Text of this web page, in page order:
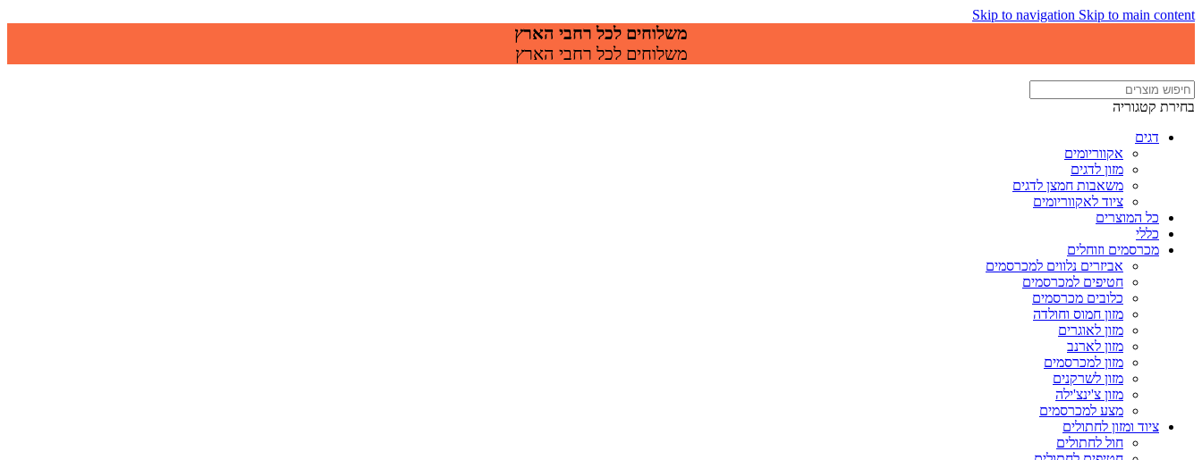
Skip to navigation Skip to main content
משלוחים לכל רחבי הארץ
משלוחים לכל רחבי הארץ
בחירת קטגוריה
דגים
אקווריומים
מזון לדגים
משאבות חמצן לדגים
ציוד לאקווריומים
כל המוצרים
כללי
מכרסמים וזוחלים
אביזרים נלווים למכרסמים
חטיפים למכרסמים
כלובים מכרסמים
מזון חמוס וחולדה
מזון לאוגרים
מזון לארנב
מזון למכרסמים
מזון לשרקנים
מזון צ'ינצ'ילה
מצע למכרסמים
ציוד ומזון לחתולים
חול לחתולים